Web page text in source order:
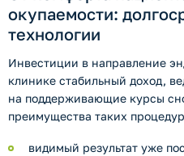
окупаемости:
технологии
Инвестиции в направление
клинике стабильный доход,
на поддерживающие курсы
преимущества таких
видимый результат уже